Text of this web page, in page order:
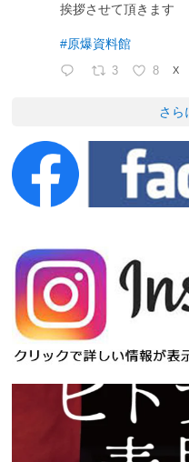
挨拶させて頂きます
#原爆資料館
3 8 X
さら